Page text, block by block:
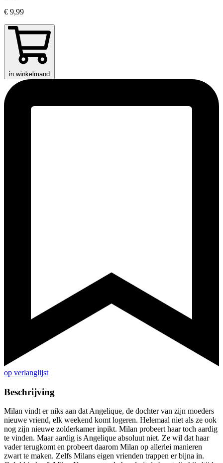
€ 9,99
in winkelmand
op verlanglijst
Beschrijving
Milan vindt er niks aan dat Angelique, de dochter van zijn moeders
nieuwe vriend, elk weekend komt logeren. Helemaal niet als ze ook
nog zijn nieuwe zolderkamer inpikt. Milan probeert haar toch aardig
te vinden. Maar aardig is Angelique absoluut niet. Ze wil dat haar
vader terugkomt en probeert daarom Milan op allerlei manieren
zwart te maken. Zelfs Milans eigen vrienden trappen er bijna in.